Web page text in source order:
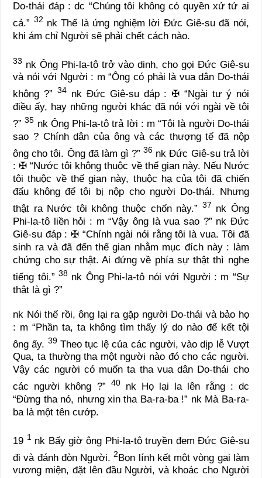
Do-thái đáp :dc “Chúng tôi không có quyền xử tử ai
cả.” 32 nk Thế là ứng nghiệm lời Đức Giê-su đã nói,
khi ám chỉ Người sẽ phải chết cách nào.
33 nk Ông Phi-la-tô trở vào dinh, cho gọi Đức Giê-su
và nói với Người : m “Ông có phải là vua dân Do-thái
không ?” 34 nkĐức Giê-su đáp : ✠ “Ngài tự ý nói
điều ấy, hay những người khác đã nói với ngài về tôi
?”35 nk Ông Phi-la-tô trả lời : m “Tôi là người Do-thái
sao ? Chính dân của ông và các thượng tế đã nộp
ông cho tôi. Ông đã làm gì ?”36 nk Đức Giê-su trả lời
: ✠ “Nước tôi không thuộc về thế gian này. Nếu Nước
tôi thuộc về thế gian này, thuộc hạ của tôi đã chiến
đấu không để tôi bị nộp cho người Do-thái. Nhưng
thật ra Nước tôi không thuộc chốn này.” 37 nk Ông
Phi-la-tô liền hỏi : m “Vậy ông là vua sao ?” nk Đức
Giê-su đáp : ✠ “Chính ngài nói rằng tôi là vua. Tôi đã
sinh ra và đã đến thế gian nhằm mục đích này : làm
chứng cho sự thật. Ai đứng về phía sự thật thì nghe
tiếng tôi.”38 nk Ông Phi-la-tô nói với Người : m “Sự
thật là gì ?”
nk Nói thế rồi, ông lại ra gặp người Do-thái và bảo họ
: m “Phần ta, ta không tìm thấy lý do nào để kết tội
ông ấy. 39Theo tục lệ của các người, vào dịp lễ Vượt
Qua, ta thường tha một người nào đó cho các người.
Vậy các người có muốn ta tha vua dân Do-thái cho
các người không ?”
40 nkHọ lại la lên rằng : dc
“Đừng tha nó, nhưng xin tha Ba-ra-ba !” nkMà Ba-ra-
ba là một tên cướp.
19 1 nk Bấy giờ ông Phi-la-tô truyền đem Đức Giê-su
đi và đánh đòn Người.2Bọn lính kết một vòng gai làm
vương miện, đặt lên đầu Người, và khoác cho Người